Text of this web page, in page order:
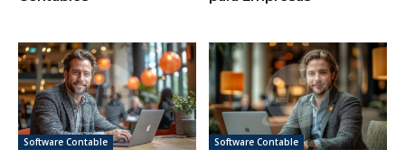
Software Contable Software Contable